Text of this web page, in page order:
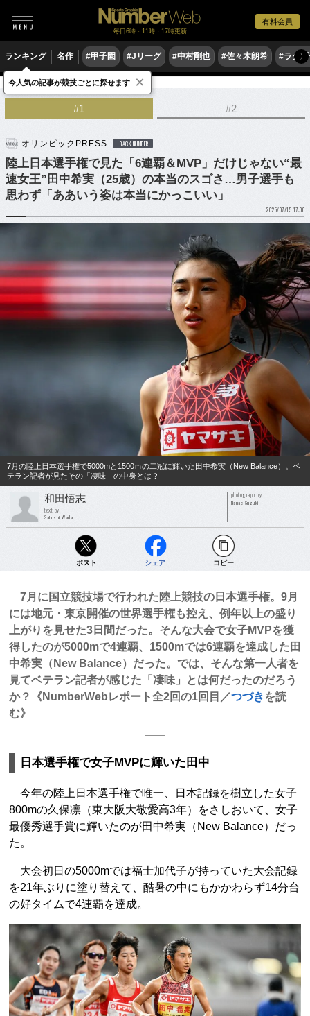
有料会員
毎日6時・11時・17時更新
ランキング 名作 #甲子園 #Jリーグ #中村剛也 #佐々木朗希 #ラグ〉
陸上
#1 #2
オリンピックPRESS BACK NUMBER
陸上日本選手権で見た「6連覇＆MVP」だけじゃない“最
速女王”田中希実（25歳）の本当のスゴさ…男子選手も
思わず「ああいう姿は本当にかっこいい」
2025/07/15 17:00
7月の陸上日本選手権で5000mと1500ｍの二冠に輝いた田中希実（New Balance）。ベ
テラン記者が見たその「凄味」の中身とは？
和田悟志
text by
Satoshi Wada
photograph by
Nanae Suzuki
ポスト シェア コピー
7月に国立競技場で行われた陸上競技の日本選手権。9月
には地元・東京開催の世界選手権も控え、例年以上の盛り
上がりを見せた3日間だった。そんな大会で女子MVPを獲
得したのが5000mで4連覇、1500mでは6連覇を達成した田
中希実（New Balance）だった。では、そんな第一人者を
見てベテラン記者が感じた「凄味」とは何だったのだろう
か？《NumberWebレポート全2回の1回目／つづきを読
む》
日本選手権で女子MVPに輝いた田中
今年の陸上日本選手権で唯一、日本記録を樹立した女子
800mの久保凛（東大阪大敬愛高3年）をさしおいて、女子
最優秀選手賞に輝いたのが田中希実（New Balance）だっ
た。
大会初日の5000mでは福士加代子が持っていた大会記録
を21年ぶりに塗り替えて、酷暑の中にもかかわらず14分台
の好タイムで4連覇を達成。
今人気の記事が競技ごとに探せます ×